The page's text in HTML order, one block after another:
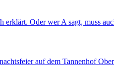
Oder wer A sagt, muss
auf dem Tannenhof